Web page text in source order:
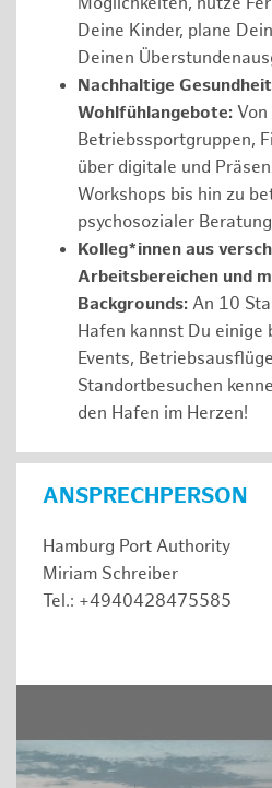
Deine Kinder, plane
Deinen
Nachhaltige
Wohlfühlangebote: Von
Betriebssportgruppen,
über digitale und
Workshops bis hin zu
psychosozialer
Kolleg*innen aus
Arbeitsbereichen und
Backgrounds: An 10
Hafen kannst Du einige
Events,
Standortbesuchen
den Hafen im Herzen!
ANSPRECHPERSON
Hamburg Port Authority
Miriam Schreiber
Tel.: +4940428475585